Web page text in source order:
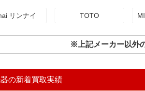
リンナイ TOTO
※上記メーカー以外
の新着買取実績